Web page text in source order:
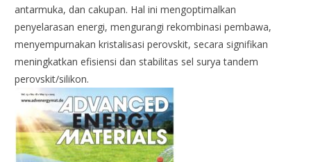
antarmuka, dan cakupan. Hal ini mengoptimalkan
penyelarasan energi, mengurangi rekombinasi pembawa,
menyempurnakan kristalisasi perovskit, secara signifikan
meningkatkan efisiensi dan stabilitas sel surya tandem
perovskit/silikon.